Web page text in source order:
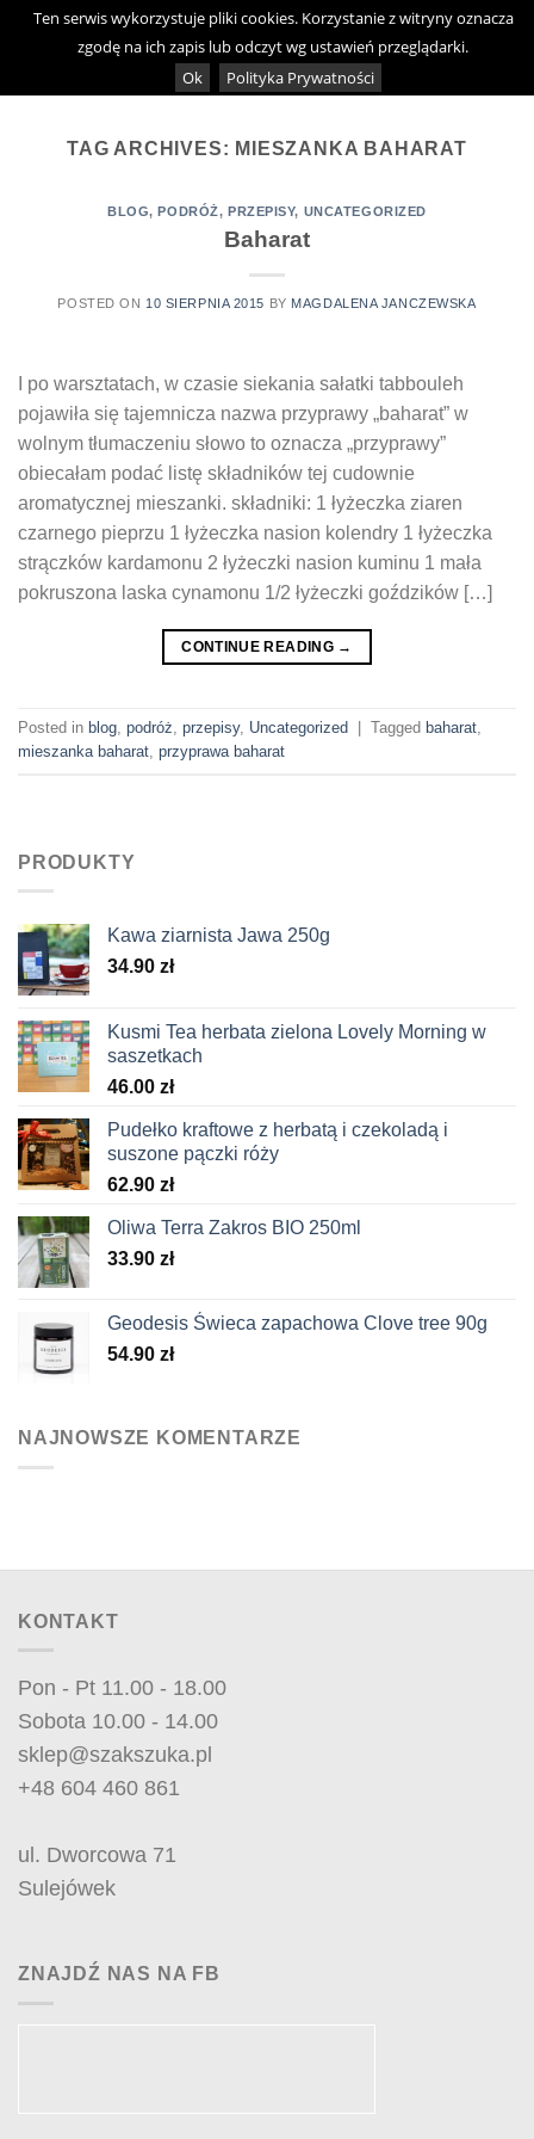
Skip
TAG ARCHIVES: MIESZANKA BAHARAT
PRODUKTY
Kawa ziarnista Jawa 250g
34.90 zł
Kusmi Tea herbata zielona Lovely Morning w
saszetkach
46.00 zł
Pudełko kraftowe z herbatą i czekoladą i
suszone pączki róży
62.90 zł
Oliwa Terra Zakros BIO 250ml
33.90 zł
Geodesis Świeca zapachowa Clove tree 90g
54.90 zł
NAJNOWSZE KOMENTARZE
BLOG,PODRÓŻ, PRZEPISY, UNCATEGORIZED
Baharat
POSTED ON 10 SIERPNIA 2015 BY MAGDALENA JANCZEWSKA
I po warsztatach, w czasie siekania sałatki tabbouleh
pojawiła się tajemnicza nazwa przyprawy „baharat” w
wolnym tłumaczeniu słowo to oznacza „przyprawy”
obiecałam podać listę składników tej cudownie
aromatycznej mieszanki. składniki: 1 łyżeczka ziaren
czarnego pieprzu 1 łyżeczka nasion kolendry 1 łyżeczka
strączków kardamonu 2 łyżeczki nasion kuminu 1 mała
pokruszona laska cynamonu 1/2 łyżeczki goździków […]
CONTINUE READING →
Posted in blog podróż przepisy, Uncategorized Tagged baharat
mieszanka baharat przyprawa baharat
KONTAKT
Pon - Pt 11.00 - 18.00
Sobota 10.00 - 14.00
sklep@szakszuka.pl
+48 604 460 861
ul. Dworcowa 71
Sulejówek
ZNAJDŹ NAS NA FB
Ten serwis wykorzystuje pliki cookies. Korzystanie z witryny oznacza
zgodę na ich zapis lub odczyt wg ustawień przeglądarki.
Ok
Polityka Prywatności